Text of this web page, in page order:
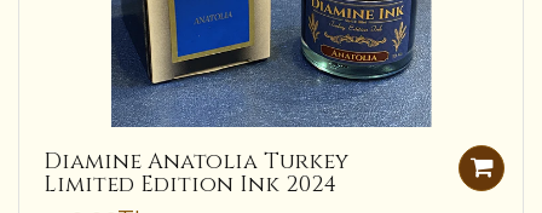
Diamine Anatolia Turkey
Limited Edition Ink 2024